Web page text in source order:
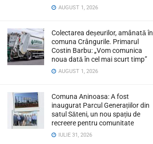
AUGUST 1, 2026
Colectarea deșeurilor, amânată în
comuna Crângurile. Primarul
Costin Barbu: „Vom comunica
noua dată în cel mai scurt timp”
AUGUST 1, 2026
Comuna Aninoasa: A fost
inaugurat Parcul Generațiilor din
satul Săteni, un nou spațiu de
recreere pentru comunitate
IULIE 31, 2026